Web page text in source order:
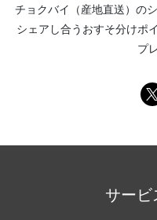
チョクバイ（産地直送） の
シェアし合う おすそ分けポ
プ
サー